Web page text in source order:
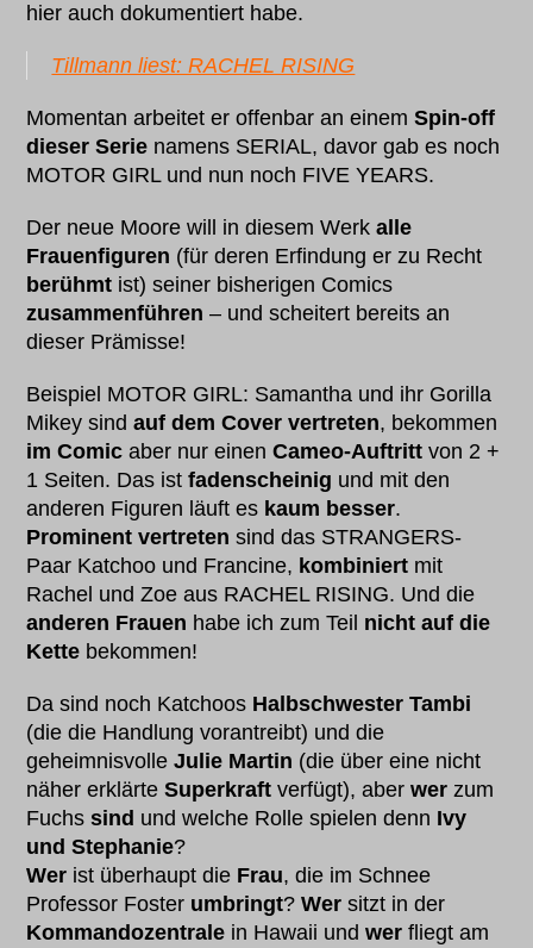
hier auch dokumentiert habe.
Tillmann liest: RACHEL RISING
Momentan arbeitet er offenbar an einemSpin-off
dieser Serie namens SERIAL, davor gab es noch
MOTOR GIRL und nun noch FIVE YEARS.
Der neue Moore will in diesem Werkalle
Frauenfiguren (für deren Erfindung er zu Recht
berühmt ist) seiner bisherigen Comics
zusammenführen – und scheitert bereits an
dieser Prämisse!
Beispiel MOTOR GIRL: Samantha und ihr Gorilla
Mikey sindauf dem Cover vertreten, bekommen
im Comic aber nur einenCameo-Auftritt von 2 +
1 Seiten. Das istfadenscheinig und mit den
anderen Figuren läuft es kaum besser.
Prominent vertreten sind das STRANGERS-
Paar Katchoo und Francine, kombiniert mit
Rachel und Zoe aus RACHEL RISING. Und die
anderen Frauen habe ich zum Teil nicht auf die
Kette bekommen!
Da sind noch Katchoos Halbschwester Tambi
(die die Handlung vorantreibt) und die
geheimnisvolleJulie Martin (die über eine nicht
näher erklärteSuperkraft verfügt), aberwer zum
Fuchssind und welche Rolle spielen denn Ivy
und Stephanie?
Wer ist überhaupt die Frau, die im Schnee
Professor Foster umbringt?Wer sitzt in der
Kommandozentrale in Hawaii undwer fliegt am